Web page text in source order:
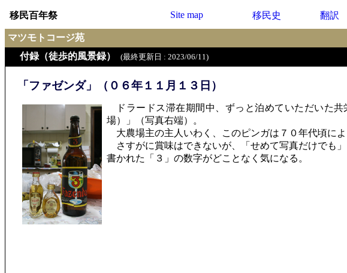
移民百年祭 Site map 移民史 翻訳
マツモトコージ苑
付録（徒歩的風景録）
(最終更新日 : 2023/06/11)
「ファゼンダ」（０６年１１月１３日）
ドラードス滞在期間中、ずっと泊めていただいた
場）」（写真右端）。
大農場主の主人いわく、このピンガは７０年代頃に
さすがに賞味はできないが、「せめて写真だけでも
書かれた「３」の数字がどことなく気になる。